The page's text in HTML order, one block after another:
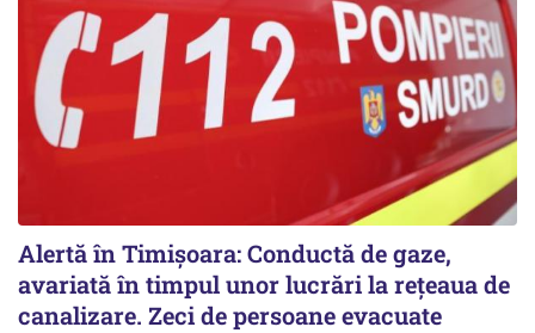
Alertă în Timișoara: Conductă de gaze,
avariată în timpul unor lucrări la rețeaua de
canalizare. Zeci de persoane evacuate